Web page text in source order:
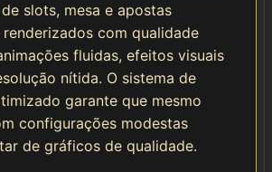
slots, mesa e apostas
com qualidade
fluidas, efeitos visuais
nítida. O sistema de
garante que mesmo
configurações modestas
de gráficos de qualidade.